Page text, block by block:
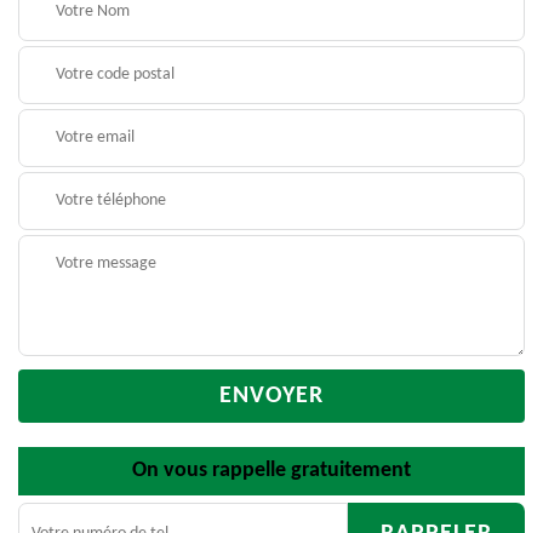
On vous rappelle gratuitement